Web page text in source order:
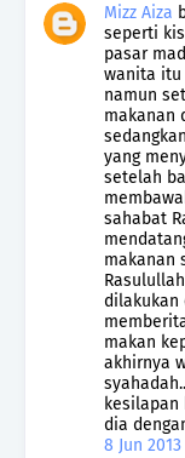
Mizz Aiza
seperti
pasar
wanita itu
namun
makanan
yang
setelah
sahabat
makanan
dilakukan
makan
akhirnya
dia
8 Jun 2013